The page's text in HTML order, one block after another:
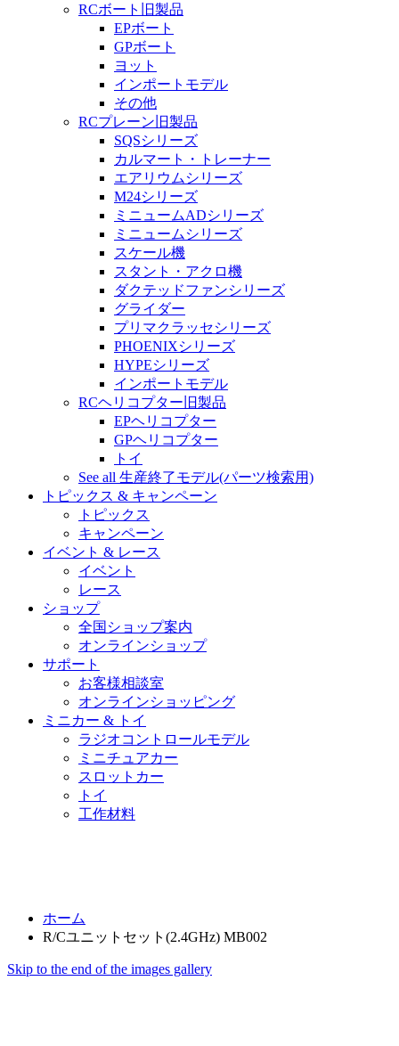
RCボート旧製品
EPボート
GPボート
ヨット
インポートモデル
その他
RCプレーン旧製品
SQSシリーズ
カルマート・トレーナー
エアリウムシリーズ
M24シリーズ
ミニュームADシリーズ
ミニュームシリーズ
スケール機
スタント・アクロ機
ダクテッドファンシリーズ
グライダー
プリマクラッセシリーズ
PHOENIXシリーズ
HYPEシリーズ
インポートモデル
RCヘリコプター旧製品
EPヘリコプター
GPヘリコプター
トイ
See all 生産終了モデル(パーツ検索用)
トピックス & キャンペーン
トピックス
キャンペーン
イベント & レース
イベント
レース
ショップ
全国ショップ案内
オンラインショップ
サポート
お客様相談室
オンラインショッピング
ミニカー & トイ
ラジオコントロールモデル
ミニチュアカー
スロットカー
トイ
工作材料
ホーム
R/Cユニットセット(2.4GHz) MB002
Skip to the end of the images gallery